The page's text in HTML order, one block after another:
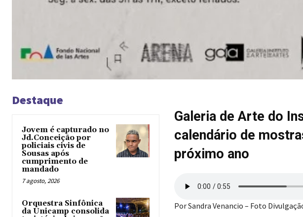
Destaque
Jovem é capturado no
Jd.Conceição por
policiais civis de
Sousas após
cumprimento de
mandado
7 agosto, 2026
Orquestra Sinfônica
da Unicamp consolida
Galeria de Arte do
calendário de
próximo ano
Por Sandra Venancio – Foto